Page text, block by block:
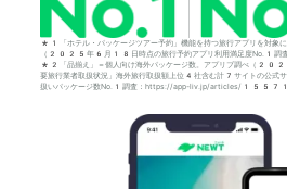
*1「ホテル・パッケージツアー予約」機能を持つ旅行アプリを対象
（2025年6月18日時点の旅行予約アプリ利用満足度No.1調査
*2「品揃え」＝個人向け海外パッケージ数。アプリブ調べ（
要旅行業者取扱状況」海外旅行取扱額上位4社含む計7サイトの公式サ
扱いパッケージ数No.1調査：https://app-liv.jp/articles/